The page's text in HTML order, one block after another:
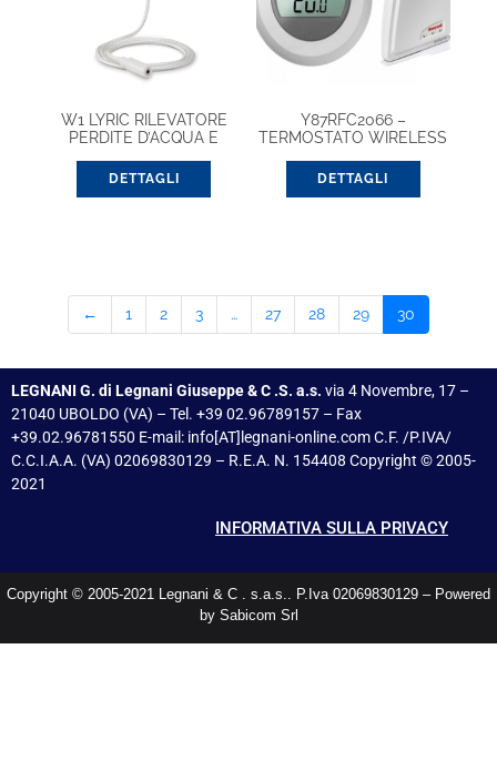
W1 LYRIC RILEVATORE
PERDITE D’ACQUA E
DETTAGLI
Y87RFC2066 –
TERMOSTATO WIRELESS
DETTAGLI
← 1 2 3 … 27 28 29 30
LEGNANI G. di Legnani Giuseppe & C .S. a.s. via 4 Novembre, 17 –
21040 UBOLDO (VA) – Tel. +39 02.96789157 – Fax
+39.02.96781550 E-mail: info[AT]legnani-online.com C.F. /P.IVA/
C.C.I.A.A. (VA) 02069830129 – R.E.A. N. 154408 Copyright © 2005-
2021
INFORMATIVA SULLA PRIVACY
Copyright © 2005-2021 Legnani & C . s.a.s.. P.Iva 02069830129 – Powered
by Sabicom Srl